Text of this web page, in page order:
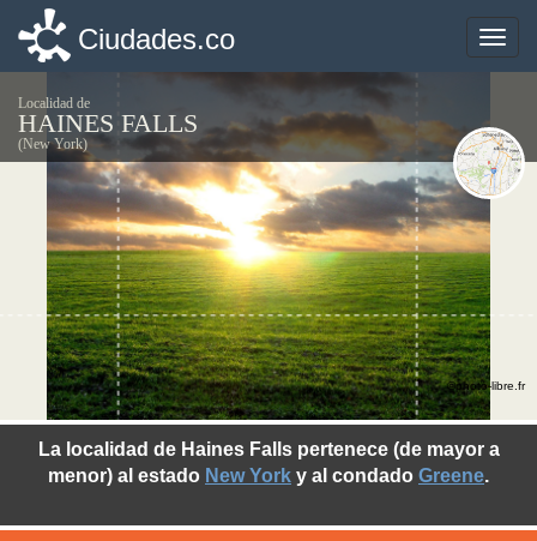
Toggle
Ciudades.co
Localidad de
HAINES FALLS
(New York)
La localidad de Haines Falls pertenece (de mayor a
menor) al estado New York y al condado Greene.
©photo-libre.fr
Toggle
Ciudades.co